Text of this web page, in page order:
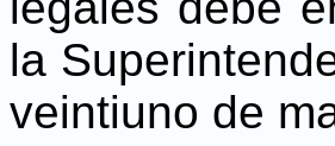
la
veintiuno de